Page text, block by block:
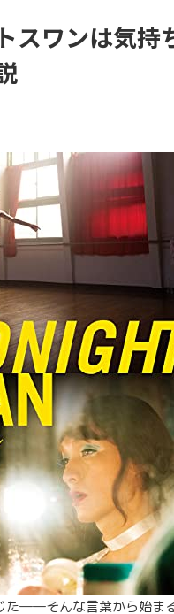
スワンは気
た――そんな言葉から始ま